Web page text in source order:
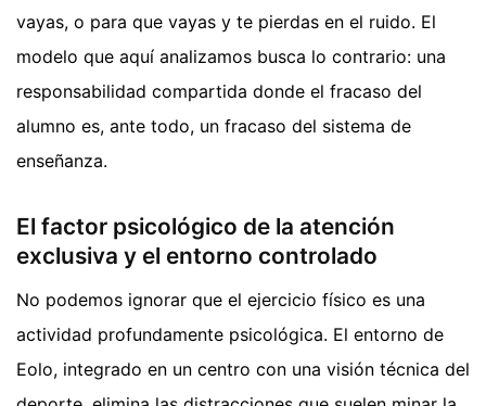
vayas, o para que vayas y te pierdas en el ruido. El
modelo que aquí analizamos busca lo contrario: una
responsabilidad compartida donde el fracaso del
alumno es, ante todo, un fracaso del sistema de
enseñanza.
El factor psicológico de la atención
exclusiva y el entorno controlado
No podemos ignorar que el ejercicio físico es una
actividad profundamente psicológica. El entorno de
Eolo, integrado en un centro con una visión técnica del